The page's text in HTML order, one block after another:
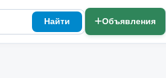
Найти Объявления